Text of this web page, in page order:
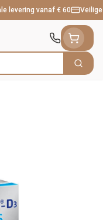
levering vanaf € 60
Zoek